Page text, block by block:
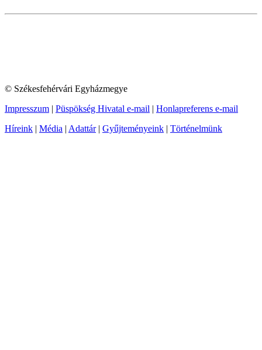
© Székesfehérvári Egyházmegye
Impresszum | Püspökség Hivatal e-mail | Honlapreferens e-mail
Híreink | Média | Adattár| Gyűjteményeink | Történelmünk